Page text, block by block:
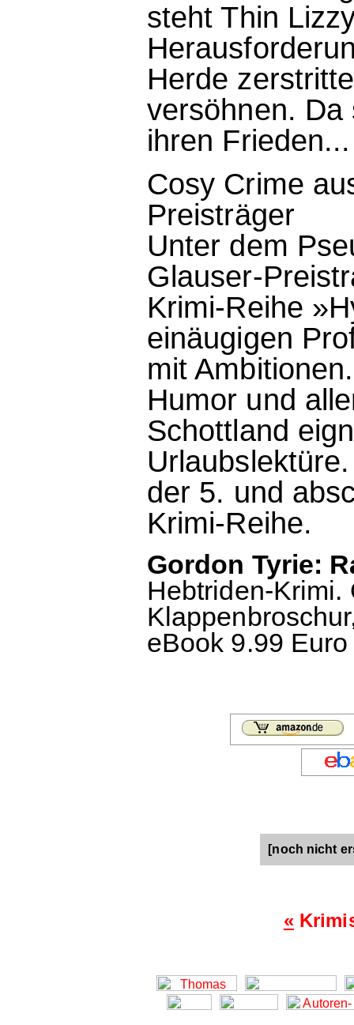
steht Thin
Herde
versöhnen.
ihren Frieden...
Cosy Crime
Preisträger
Unter dem
Glauser-
Krimi-Reihe
einäugigen
mit
Humor und
Schottland
der 5. und
Krimi-Reihe.
Gordon Tyrie:
Hebtriden-Krimi.
eBook 9.99
[noch nicht
«